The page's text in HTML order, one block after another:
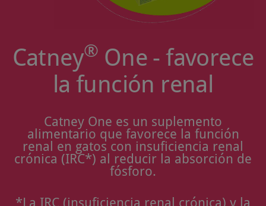
Catney® One - favorece
la función renal
Catney One es un suplemento
alimentario que favorece la función
renal en gatos con insuficiencia renal
crónica (IRC*) al reducir la absorción de
fósforo.
*La IRC (insuficiencia renal crónica) y la